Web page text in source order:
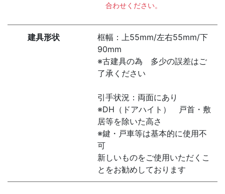
合わせください。
建具形状
框幅：上55mm/左右55mm/下
90mm
※古建具の為 多少の誤差はご
了承ください
引手状況：両面にあり
※DH（ドアハイト） 戸首・敷
居等を除いた高さ
※鍵・戸車等は基本的に使用不
可
新しいものをご使用いただくこ
とをお勧めしております